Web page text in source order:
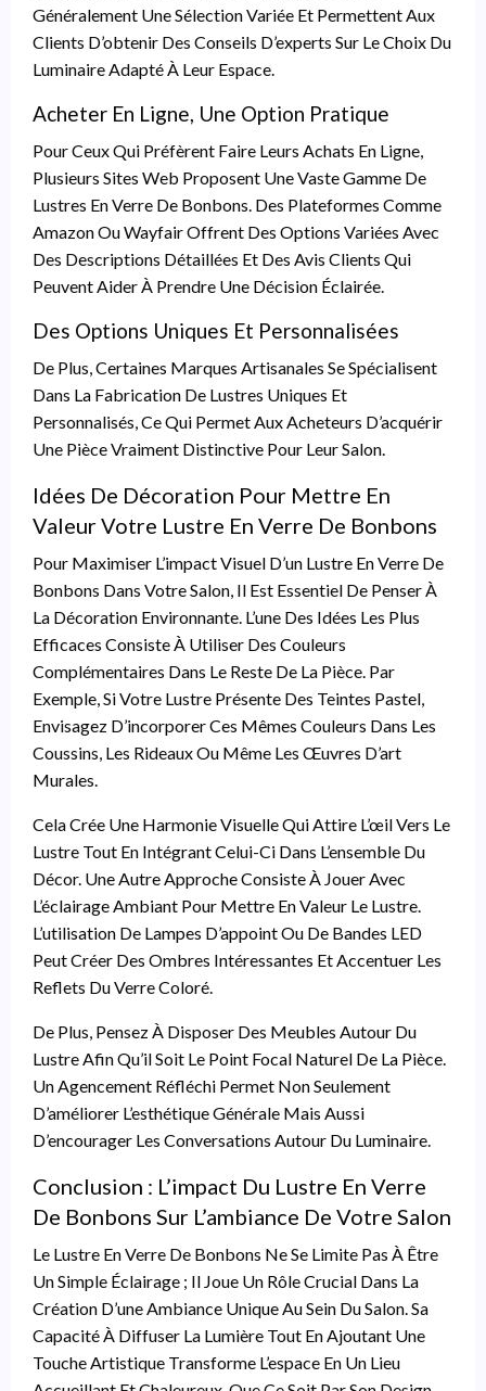
Généralement Une Sélection Variée Et Permettent Aux
Clients D’obtenir Des Conseils D’experts Sur Le Choix Du
Luminaire Adapté À Leur Espace.
Acheter En Ligne, Une Option Pratique
Pour Ceux Qui Préfèrent Faire Leurs Achats En Ligne,
Plusieurs Sites Web Proposent Une Vaste Gamme De
Lustres En Verre De Bonbons. Des Plateformes Comme
Amazon Ou Wayfair Offrent Des Options Variées Avec
Des Descriptions Détaillées Et Des Avis Clients Qui
Peuvent Aider À Prendre Une Décision Éclairée.
Des Options Uniques Et Personnalisées
De Plus, Certaines Marques Artisanales Se Spécialisent
Dans La Fabrication De Lustres Uniques Et
Personnalisés, Ce Qui Permet Aux Acheteurs D’acquérir
Une Pièce Vraiment Distinctive Pour Leur Salon.
Idées De Décoration Pour Mettre En
Valeur Votre Lustre En Verre De Bonbons
Pour Maximiser L’impact Visuel D’un Lustre En Verre De
Bonbons Dans Votre Salon, Il Est Essentiel De Penser À
La Décoration Environnante. L’une Des Idées Les Plus
Efficaces Consiste À Utiliser Des Couleurs
Complémentaires Dans Le Reste De La Pièce. Par
Exemple, Si Votre Lustre Présente Des Teintes Pastel,
Envisagez D’incorporer Ces Mêmes Couleurs Dans Les
Coussins, Les Rideaux Ou Même Les Œuvres D’art
Murales.
Cela Crée Une Harmonie Visuelle Qui Attire L’œil Vers Le
Lustre Tout En Intégrant Celui-Ci Dans L’ensemble Du
Décor. Une Autre Approche Consiste À Jouer Avec
L’éclairage Ambiant Pour Mettre En Valeur Le Lustre.
L’utilisation De Lampes D’appoint Ou De Bandes LED
Peut Créer Des Ombres Intéressantes Et Accentuer Les
Reflets Du Verre Coloré.
De Plus, Pensez À Disposer Des Meubles Autour Du
Lustre Afin Qu’il Soit Le Point Focal Naturel De La Pièce.
Un Agencement Réfléchi Permet Non Seulement
D’améliorer L’esthétique Générale Mais Aussi
D’encourager Les Conversations Autour Du Luminaire.
Conclusion : L’impact Du Lustre En Verre
De Bonbons Sur L’ambiance De Votre Salon
Le Lustre En Verre De Bonbons Ne Se Limite Pas À Être
Un Simple Éclairage ; Il Joue Un Rôle Crucial Dans La
Création D’une Ambiance Unique Au Sein Du Salon. Sa
Capacité À Diffuser La Lumière Tout En Ajoutant Une
Touche Artistique Transforme L’espace En Un Lieu